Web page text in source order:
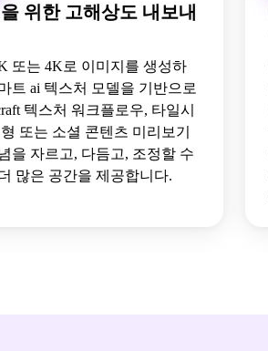
위한 고해상도 내보내
또는 4K로 이미지를 생성하
트 ai 텍스처 모델을 기반으로
텍스처 워크플로우, 타일시
또는 소셜 콘텐츠 미리보기
을 자르고, 다듬고, 조정할 수
많은 공간을 제공합니다.